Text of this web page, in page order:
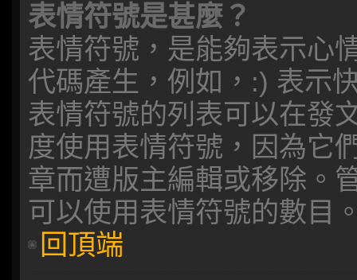
表情符號是甚麼？
表情符號，是能夠表示心
代碼產生，例如，:) 表示
表情符號的列表可以在發
度使用表情符號，因為它
章而遭版主編輯或移除。
可以使用表情符號的數目
回頂端